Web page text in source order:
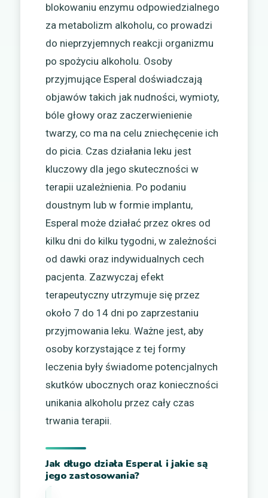
blokowaniu enzymu odpowiedzialnego
za metabolizm alkoholu, co prowadzi
do nieprzyjemnych reakcji organizmu
po spożyciu alkoholu. Osoby
przyjmujące Esperal doświadczają
objawów takich jak nudności, wymioty,
bóle głowy oraz zaczerwienienie
twarzy, co ma na celu zniechęcenie ich
do picia. Czas działania leku jest
kluczowy dla jego skuteczności w
terapii uzależnienia. Po podaniu
doustnym lub w formie implantu,
Esperal może działać przez okres od
kilku dni do kilku tygodni, w zależności
od dawki oraz indywidualnych cech
pacjenta. Zazwyczaj efekt
terapeutyczny utrzymuje się przez
około 7 do 14 dni po zaprzestaniu
przyjmowania leku. Ważne jest, aby
osoby korzystające z tej formy
leczenia były świadome potencjalnych
skutków ubocznych oraz konieczności
unikania alkoholu przez cały czas
trwania terapii.
Jak długo działa Esperal i jakie są
jego zastosowania?